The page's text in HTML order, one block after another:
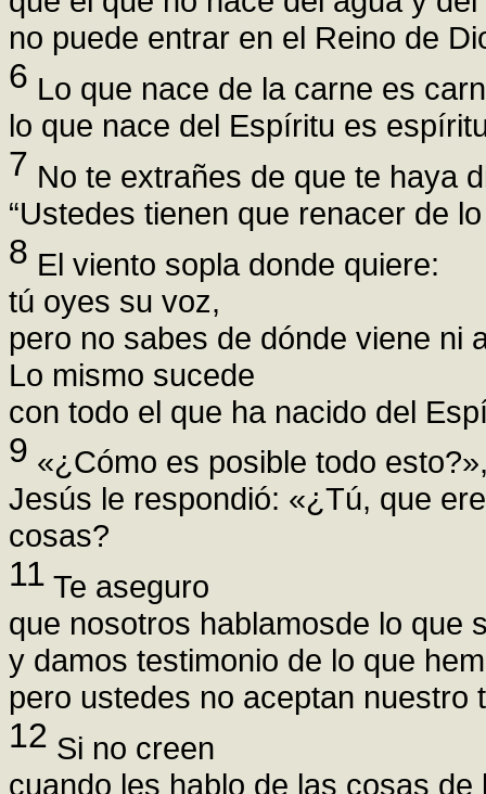
no puede entrar en el Reino de
6 Lo que nace de la carne es
lo que nace del Espíritu es
7 No te extrañes de que te haya
“Ustedes tienen que renacer de lo
8 El viento sopla donde quiere:
tú oyes su voz,
pero no sabes de dónde viene ni
Lo mismo sucede
con todo el que ha nacido del
9 «¿Cómo es posible todo
Jesús le respondió: «¿Tú, que
cosas?
11 Te aseguro
que nosotros hablamosde lo que
y damos testimonio de lo que
pero ustedes no aceptan nuestro
12 Si no creen
cuando les hablo de las cosas de